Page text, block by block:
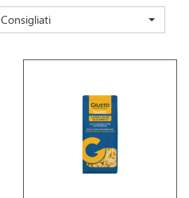
Consigliati